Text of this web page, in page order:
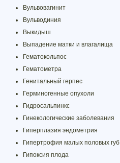
Вульвовагинит
Вульводиния
Выкидыш
Выпадение матки и влагалища
Гематокольпос
Гематометра
Генитальный герпес
Герминогенные опухоли
Гидросальпинкс
Гинекологические заболевания
Гиперплазия эндометрия
Гипертрофия малых половых губ
Гипоксия плода